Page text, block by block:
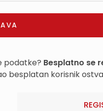
podatke? Besplatno se
besplatan korisnik